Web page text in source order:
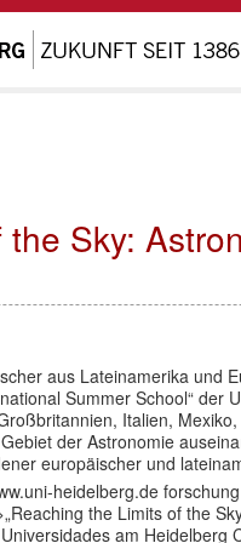
Sky:
aus Lateinamerika und
Summer School“ der
Italien,
der Astronomie
europäischer und
heidelberg.de
the Limits of the
am